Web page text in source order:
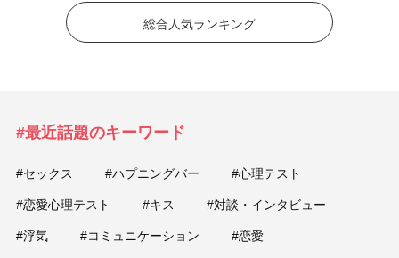
総合人気ランキング
#最近話題のキーワード
#セックス #ハプニングバー #心理テスト
#恋愛心理テスト #キス #対談・インタビュー
#浮気 #コミュニケーション #恋愛